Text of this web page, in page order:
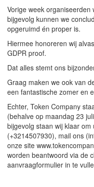
Vorige week
bijgevolg kunnen we
opgeruimd én proper is.
Hiermee honoreren wij
GDPR proof.
Dat alles stemt ons
Graag maken we ook van
een fantastische zomer en
Echter, Token Company
(behalve op maandag 23
bijgevolg staan wij klaar
(+3214507930), mail ons
onze site
worden beantwoord via de
aanvraagformulier in te